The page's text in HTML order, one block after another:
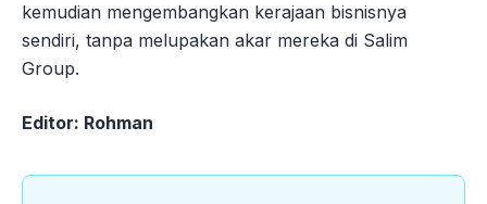
kemudian mengembangkan kerajaan bisnisnya
sendiri, tanpa melupakan akar mereka di Salim
Group.
Editor: Rohman